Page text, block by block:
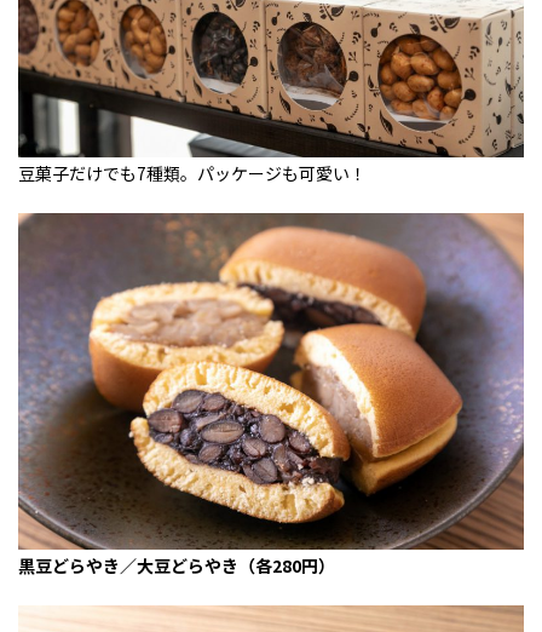
豆菓子だけでも7種類。パッケージも可愛い！
黒豆どらやき／大豆どらやき（各280円）